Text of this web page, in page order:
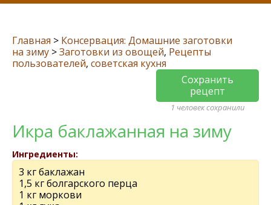
Главная > Консервация: Домашние заготовки
на зиму >Заготовки из овощей, Рецепты
пользователей, советская кухня
Сохранить
рецепт
1 человек сохранили
Икра баклажанная на зиму
Ингредиенты:
3 кг баклажан
1,5 кг болгарского перца
1 кг моркови